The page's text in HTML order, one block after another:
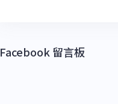
Facebook 留言板